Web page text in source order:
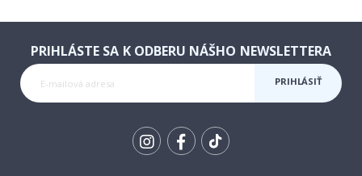
PRIHLÁSTE SA K ODBERU NÁŠHO NEWSLETTERA
PRIHLÁSIŤ